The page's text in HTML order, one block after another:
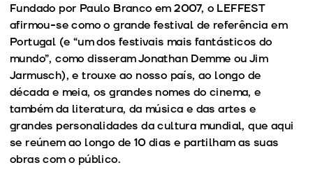
Fundado por Paulo Branco em 2007, o LEFFEST
afirmou-se como o grande festival de referência em
Portugal (e “um dos festivais mais fantásticos do
mundo”, como disseram Jonathan Demme ou Jim
Jarmusch), e trouxe ao nosso país, ao longo de
década e meia, os grandes nomes do cinema, e
também da literatura, da música e das artes e
grandes personalidades da cultura mundial, que aqui
se reúnem ao longo de 10 dias e partilham as suas
obras com o público.